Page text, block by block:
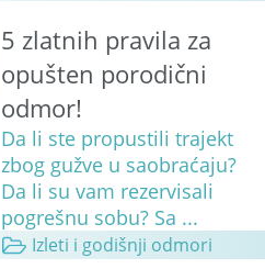
5 zlatnih pravila za
opušten porodični
odmor!
Da li ste propustili trajekt
zbog gužve u saobraćaju?
Da li su vam rezervisali
pogrešnu sobu? Sa ...
Izleti i godišnji odmori